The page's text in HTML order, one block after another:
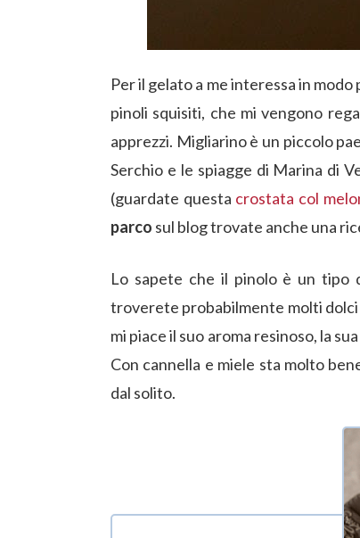
Per il gelato a me interessa in
pinoli squisiti, che mi vengono
apprezzi. Migliarino è un piccolo
Serchio e le spiagge di Marina di
(guardate questa crostata col
parco sul blog trovate anche una
Lo sapete che il pinolo è un tipo
troverete probabilmente molti
mi piace il suo aroma resinoso, la
Con cannella e miele sta molto
dal solito.